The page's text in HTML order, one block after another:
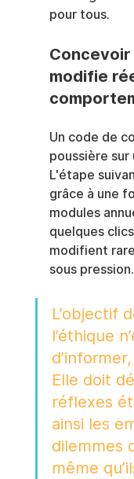
pour tous.
modifie
Un code de
poussière
L'étape
grâce à une
modules
quelques
modifient
sous pression.
L’objectif
l’éthique
Elle doit
réflexes
ainsi les
dilemmes
même